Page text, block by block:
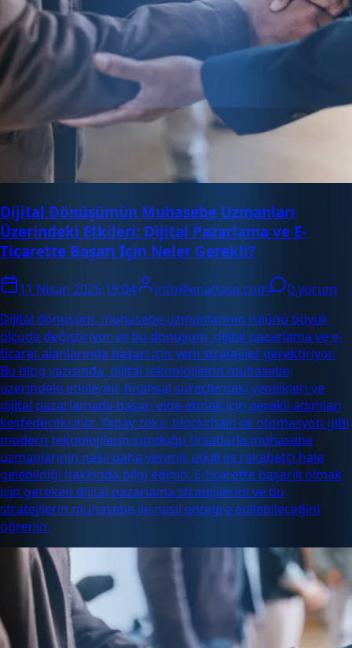
Dijital Dönüşümün Muhasebe Uzmanları
Üzerindeki Etkileri: Dijital Pazarlama ve E-
Ticarette Başarı İçin Neler Gerekli?
11 Nisan 2025 19:04 info@enabase.com
0 yorum
Dijital dönüşüm, muhasebe uzmanlarının rolünü büyük
ölçüde değiştiriyor ve bu dönüşüm, dijital pazarlama ve e-
ticaret alanlarında başarı için yeni stratejiler gerektiriyor.
Bu blog yazısında, dijital teknolojilerin muhasebe
üzerindeki etkilerini, finansal süreçlerdeki yenilikleri ve
dijital pazarlamada başarı elde etmek için gerekli adımları
keşfedeceksiniz. Yapay zeka, blockchain ve otomasyon gibi
modern teknolojilerin sunduğu fırsatlarla muhasebe
uzmanlarının nasıl daha verimli, etkili ve rekabetçi hale
gelebildiği hakkında bilgi edinin. E-ticarette başarılı olmak
için gereken dijital pazarlama stratejilerini ve bu
stratejilerin muhasebe ile nasıl entegre edilebileceğini
öğrenin.